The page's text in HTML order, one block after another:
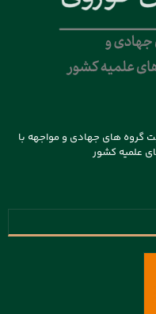
گروه های جهادی و مواجهه با
علمیه کشور